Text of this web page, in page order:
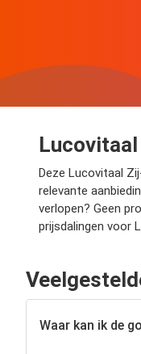
Deze Lucovitaal
relevante
verlopen? Geen
prijsdalingen voor
Waar kan ik de